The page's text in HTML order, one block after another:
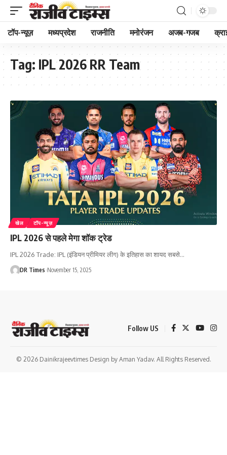
टॉप-न्यूज़ मध्यप्रदेश राजनीति मनोरंजन अजब-गजब
Tag: IPL 2026 RR Team
खेल टॉप-न्यूज़
IPL 2026 से पहले मेगा शॉक ट्रेड
IPL 2026 Trade: IPL (इंडियन प्रीमियर लीग) के इतिहास का शायद सबसे…
DR Times November 15, 2025
Follow US
© 2026 Dainikrajeevtimes Design by Aman Yadav. All Rights Reserved.